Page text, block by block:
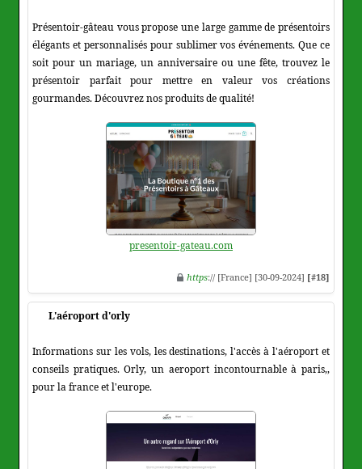
Présentoir-gâteau vous propose une large gamme de présentoirs
élégants et personnalisés pour sublimer vos événements. Que ce
soit pour un mariage, un anniversaire ou une fête, trouvez le
présentoir parfait pour mettre en valeur vos créations
gourmandes. Découvrez nos produits de qualité!
presentoir-gateau.com
https:// [France] [30-09-2024] [#18]
L'aéroport d'orly
Informations sur les vols, les destinations, l'accès à l'aéroport et
conseils pratiques. Orly, un aeroport incontournable à paris,,
pour la france et l'europe.